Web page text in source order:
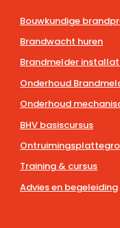
Bouwkundige
Brandwacht huren
Brandmelder
Onderhoud
Onderhoud
BHV basiscursus
Training & cursus
Advies en begeleiding